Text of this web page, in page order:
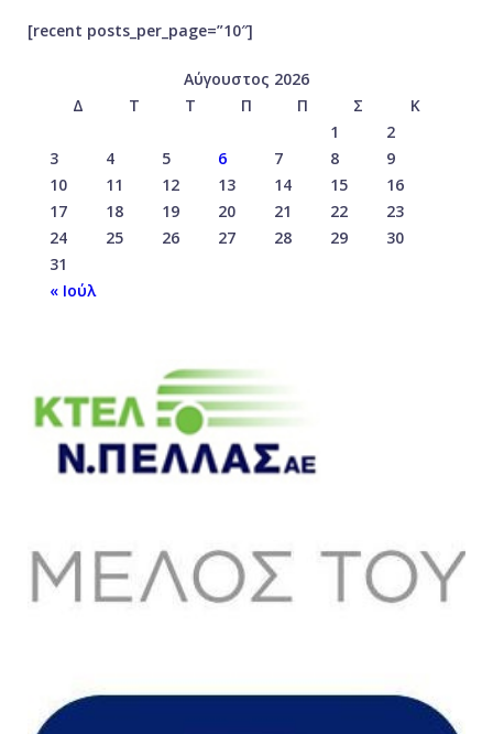
[recent posts_per_page=”10″]
Αύγουστος 2026
Δ
Τ Τ Π Π Σ
Κ
1
2
3
4 5 6 7 8
9
10
11 12 13 14 15
16
17
18 19 20 21 22
23
24
25 26 27 28 29
30
31
« Ιούλ